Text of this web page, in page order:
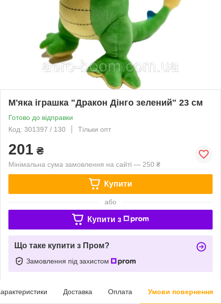
М'яка іграшка "Дракон Дінго зелений" 23 см
Готово до відправки
Код: 301397 / 130
Тільки опт
201 ₴
Мінімальна сума замовлення на сайті — 250 ₴
Купити
або
Купити з
Що таке купити з Пром?
Замовлення під захистом
Доставка Оплата Умови повернення